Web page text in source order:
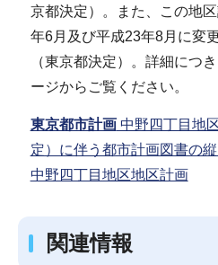
京都決定）。また、この地
年6月及び平成23年8月に変
（東京都決定）。詳細につ
ージからご覧ください。
東京都市計画中野四丁目地
定）に伴う都市計画図書の
中野四丁目地区地区計画
関連情報